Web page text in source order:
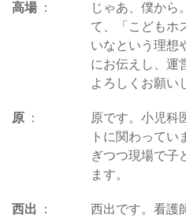
高場
じゃあ、僕から
て、「こどもホ
いなという理想
にお伝えし、運
よろしくお願い
原
原です。小児科
トに関わって
ぎつつ現場で子
ます。
西出
西出です。看護